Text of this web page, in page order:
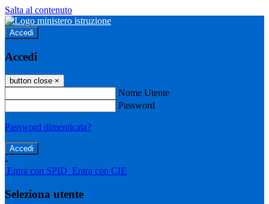
Salta al contenuto
Accedi
Accedi
button close ×
Nome Utente
Password
Password dimenticata?
-
Entra con SPID Entra con CIE
Seleziona utente